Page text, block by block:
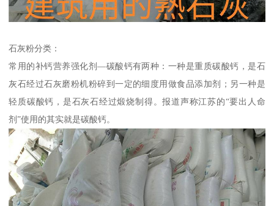
石灰粉分类：
常用的补钙营养强化剂—碳酸钙有两种：一种是重质碳酸钙，是石
灰石经过石灰磨粉机粉碎到一定的细度用做食品添加剂；另一种是
轻质碳酸钙，是石灰石经过煅烧制得。报道声称江苏的“要出人命
剂”使用的其实就是碳酸钙。